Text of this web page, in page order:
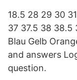
18.5 28 29 30
37 37.5 38 38.5
Blau Gelb
and answers
question.